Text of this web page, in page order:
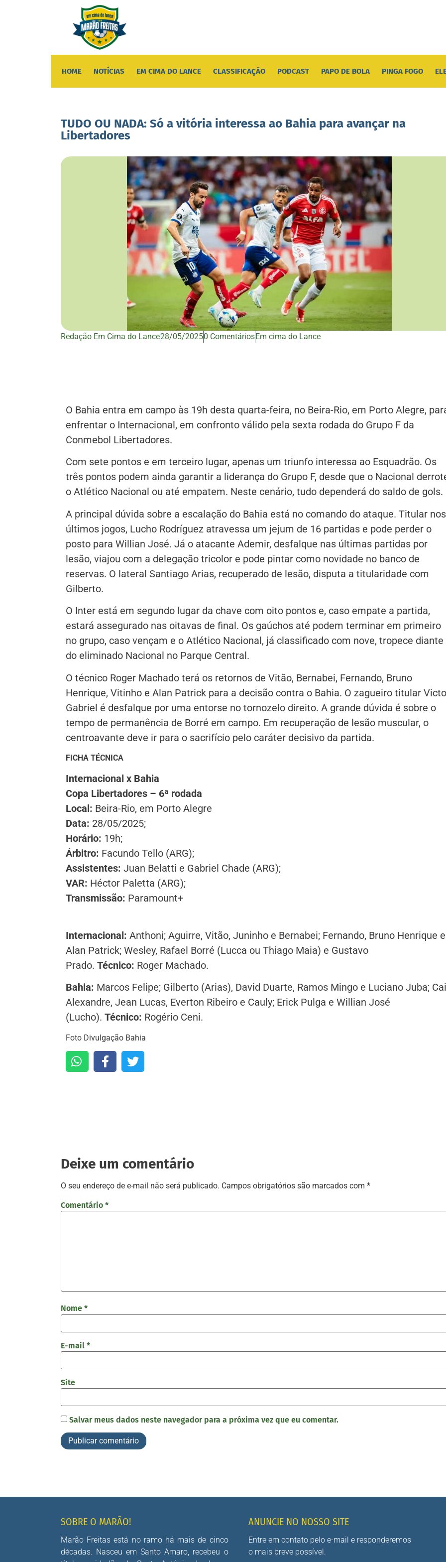
HOME NOTÍCIAS EM CIMA DO LANCE CLASSIFICAÇÃO PODCAST PAPO DE BOLA PINGA FOGO
TUDO OU NADA: Só a vitória interessa ao Bahia para avançar na
Libertadores
Redação Em Cima do Lance28/05/20250 ComentáriosEm cima do Lance
O Bahia entra em campo às 19h desta quarta-feira, no Beira-Rio, em Porto Alegre,
enfrentar o Internacional, em confronto válido pela sexta rodada do Grupo F da
Conmebol Libertadores.
Com sete pontos e em terceiro lugar, apenas um triunfo interessa ao Esquadrão. Os
três pontos podem ainda garantir a liderança do Grupo F, desde que o Nacional
o Atlético Nacional ou até empatem. Neste cenário, tudo dependerá do saldo de gols.
A principal dúvida sobre a escalação do Bahia está no comando do ataque. Titular nos
últimos jogos, Lucho Rodríguez atravessa um jejum de 16 partidas e pode perder o
posto para Willian José. Já o atacante Ademir, desfalque nas últimas partidas por
lesão, viajou com a delegação tricolor e pode pintar como novidade no banco de
reservas. O lateral Santiago Arias, recuperado de lesão, disputa a titularidade com
Gilberto.
O Inter está em segundo lugar da chave com oito pontos e, caso empate a partida,
estará assegurado nas oitavas de final. Os gaúchos até podem terminar em primeiro
no grupo, caso vençam e o Atlético Nacional, já classificado com nove, tropece diante
do eliminado Nacional no Parque Central.
O técnico Roger Machado terá os retornos de Vitão, Bernabei, Fernando, Bruno
Henrique, Vitinho e Alan Patrick para a decisão contra o Bahia. O zagueiro titular
Gabriel é desfalque por uma entorse no tornozelo direito. A grande dúvida é sobre o
tempo de permanência de Borré em campo. Em recuperação de lesão muscular, o
centroavante deve ir para o sacrifício pelo caráter decisivo da partida.
FICHA TÉCNICA
Internacional x Bahia
Copa Libertadores – 6ª rodada
Local: Beira-Rio, em Porto Alegre
Data: 28/05/2025;
Horário: 19h;
Árbitro: Facundo Tello (ARG);
Assistentes: Juan Belatti e Gabriel Chade (ARG);
VAR: Héctor Paletta (ARG);
Transmissão: Paramount+
Internacional: Anthoni; Aguirre, Vitão, Juninho e Bernabei; Fernando, Bruno Henrique e
Alan Patrick; Wesley, Rafael Borré (Lucca ou Thiago Maia) e Gustavo
Prado. Técnico: Roger Machado.
Bahia: Marcos Felipe; Gilberto (Arias), David Duarte, Ramos Mingo e Luciano Juba;
Alexandre, Jean Lucas, Everton Ribeiro e Cauly; Erick Pulga e Willian José
(Lucho). Técnico: Rogério Ceni.
Foto Divulgação Bahia
Deixe um comentário
O seu endereço de e-mail não será publicado. Campos obrigatórios são marcados com *
Comentário *
Nome *
E-mail *
Site
Salvar meus dados neste navegador para a próxima vez que eu comentar.
SOBRE O MARÃO!
Marão Freitas está no ramo há mais de cinco
décadas. Nasceu em Santo Amaro, recebeu o
ANUNCIE NO NOSSO SITE
Entre em contato pelo e-mail e responderemos
o mais breve possível.